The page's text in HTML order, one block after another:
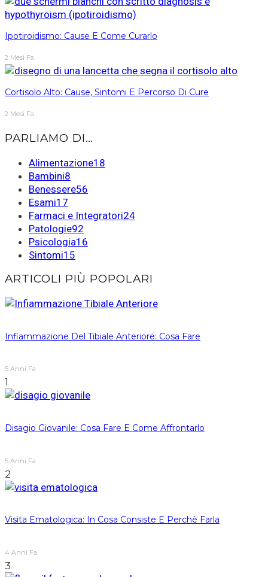
Ipotiroidismo: Cause E Come Curarlo
2 Mesi Fa
Cortisolo Alto: Cause, Sintomi E Percorso Di Cure
2 Mesi Fa
PARLIAMO DI…
Alimentazione18
Bambini8
Benessere56
Esami17
Farmaci e Integratori24
Patologie92
Psicologia16
Sintomi15
ARTICOLI PIÙ POPOLARI
Infiammazione Del Tibiale Anteriore: Cosa Fare
5 Anni Fa
1
Disagio Giovanile: Cosa Fare E Come Affrontarlo
5 Anni Fa
2
Visita Ematologica: In Cosa Consiste E Perchè Farla
4 Anni Fa
3